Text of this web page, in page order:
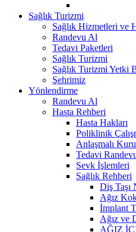
Sağlık Turizmi
Sağlık Hizmetleri ve
Randevu Al
Tedavi Paketleri
Sağlık Turizmi
Sağlık Turizmi Yetki
Şehrimiz
Yönlendirme
Randevu Al
Hasta Rehberi
Hasta Hakları
Poliklinik
Anlaşmalı
Tedavi
Sevk İşlemleri
Sağlık Rehberi
Diş Taşı
Ağız
İmplant
Ağız ve
AĞIZ